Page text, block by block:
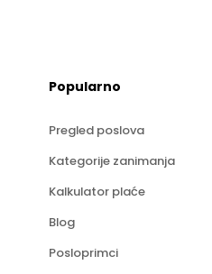
Popularno
Pregled poslova
Kategorije zanimanja
Kalkulator plaće
Blog
Posloprimci